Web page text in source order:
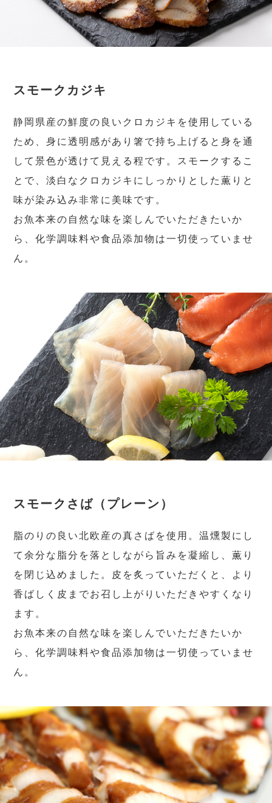
スモークカジキ
静岡県産の鮮度の良いクロカジキを使用している
ため、身に透明感があり箸で持ち上げると身を通
して景色が透けて見える程です。スモークするこ
とで、淡白なクロカジキにしっかりとした薫りと
味が染み込み非常に美味です。
お魚本来の自然な味を楽しんでいただきたいか
ら、化学調味料や食品添加物は一切使っていませ
ん。
スモークさば（プレーン）
脂のりの良い北欧産の真さばを使用。温燻製にし
て余分な脂分を落としながら旨みを凝縮し、薫り
を閉じ込めました。皮を炙っていただくと、より
香ばしく皮までお召し上がりいただきやすくなり
ます。
お魚本来の自然な味を楽しんでいただきたいか
ら、化学調味料や食品添加物は一切使っていませ
ん。